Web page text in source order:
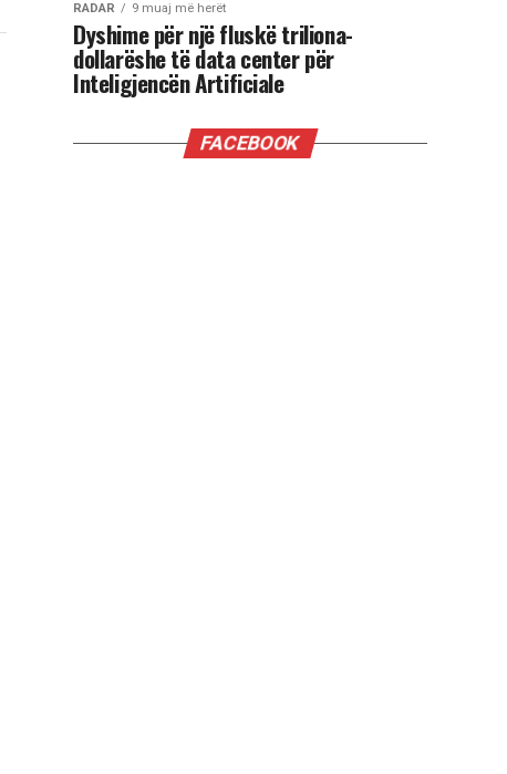
RADAR 9 muaj më herët
Dyshime për një fluskë triliona-
dollarëshe të data center për
Inteligjencën Artificiale
FACEBOOK